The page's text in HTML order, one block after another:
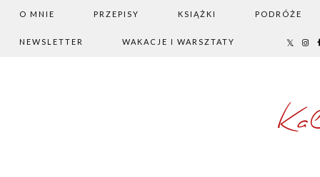
O MNIE PRZEPISY KSIĄŻKI PODRÓŻE
NEWSLETTER WAKACJE I WARSZTATY